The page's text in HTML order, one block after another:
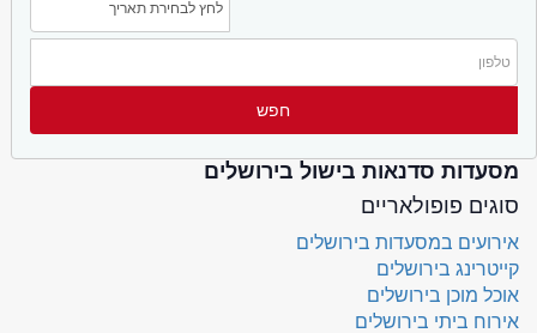
מסעדות סדנאות בישול בירושלים
סוגים פופולאריים
אירועים במסעדות בירושלים
קייטרינג בירושלים
אוכל מוכן בירושלים
אירוח ביתי בירושלים